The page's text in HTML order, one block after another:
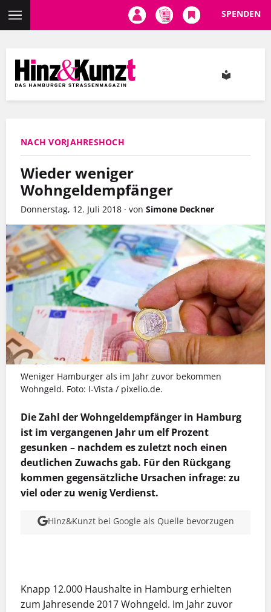
Inhalt
SPENDEN
NACH VORJAHRESHOCH
Wieder weniger
Wohngeldempfänger
Donnerstag, 12. Juli 2018 · von Simone Deckner
Weniger Hamburger als im Jahr zuvor bekommen
Wohngeld. Foto: I-Vista / pixelio.de.
Die Zahl der Wohngeldempfänger in Hamburg
ist im vergangenen Jahr um elf Prozent
gesunken – nachdem es zuletzt noch einen
deutlichen Zuwachs gab. Für den Rückgang
kommen gegensätzliche Ursachen infrage: zu
viel oder zu wenig Verdienst.
Hinz&Kunzt bei Google als Quelle bevorzugen
Knapp 12.000 Haushalte in Hamburg erhielten
zum Jahresende 2017 Wohngeld. Im Jahr zuvor